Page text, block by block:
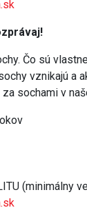
Čo sú
vznikajú a
sochami v
(minimálny